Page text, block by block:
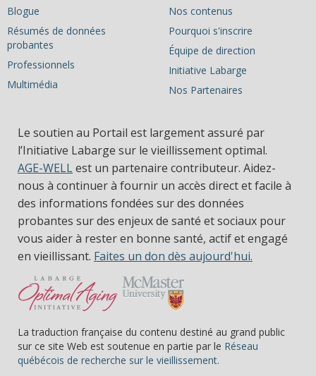
Blogue
Résumés de données
probantes
Professionnels
Multimédia
Nos contenus
Pourquoi s'inscrire
Équipe de direction
Initiative Labarge
Nos Partenaires
Le soutien au Portail est largement assuré par
l’Initiative Labarge sur le vieillissement optimal.
AGE-WELLest un partenaire contributeur. Aidez-
nous à continuer à fournir un accès direct et facile à
des informations fondées sur des données
probantes sur des enjeux de santé et sociaux pour
vous aider à rester en bonne santé, actif et engagé
en vieillissant. Faites un don dès aujourd'hui.
La traduction française du contenu destiné au grand public
sur ce site Web est soutenue en partie par le Réseau
québécois de recherche sur le vieillissement.